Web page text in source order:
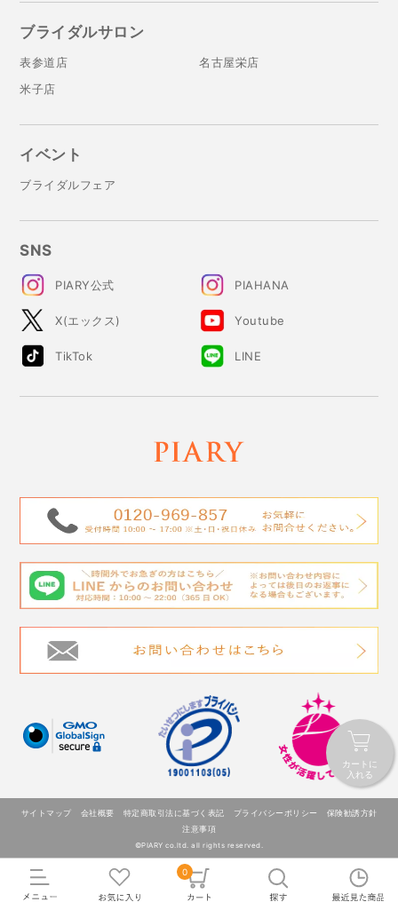
0
カートに
入れる
ブライダルサロン
表参道店
名古屋栄店
米子店
イベント
ブライダルフェア
SNS
PIARY公式 PIAHANA
X(エックス) Youtube
TikTok LINE
サイトマップ 会社概要 特定商取引法に基づく表記 プライバシーポリシー
保険勧誘方針
注意事項
©PIARY co.ltd. all rights reserved.